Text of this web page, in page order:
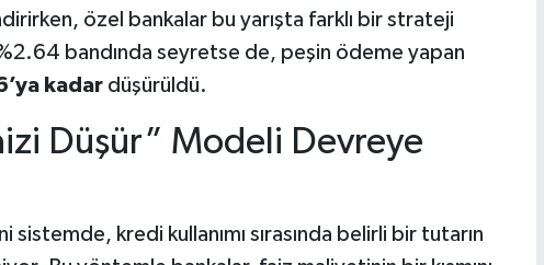
özel bankalar bu yarışta farklı bir strateji
bandında seyretse de, peşin ödeme yapan
kadardüşürüldü.
Düşür” Modeli Devreye
sistemde, kredi kullanımı sırasında belirli bir tutarın